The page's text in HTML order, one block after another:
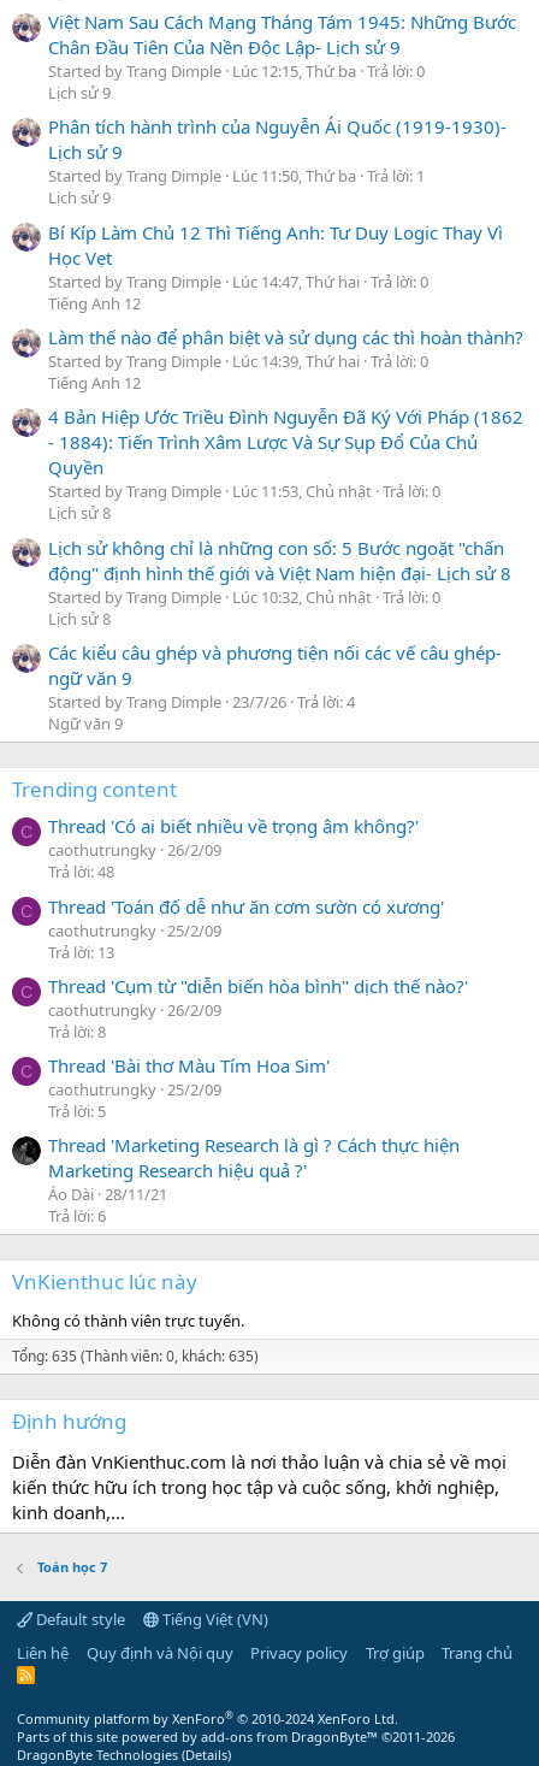
Việt Nam Sau Cách Mạng Tháng Tám 1945: Những Bước
Chân Đầu Tiên Của Nền Độc Lập- Lịch sử 9
Started by Trang Dimple Lúc 12:15, Thứ ba Trả lời: 0
Lịch sử 9
Phân tích hành trình của Nguyễn Ái Quốc (1919-1930)-
Lịch sử 9
Started by Trang Dimple Lúc 11:50, Thứ ba Trả lời: 1
Lịch sử 9
Bí Kíp Làm Chủ 12 Thì Tiếng Anh: Tư Duy Logic Thay Vì
Học Vẹt
Started by Trang Dimple Lúc 14:47, Thứ hai Trả lời: 0
Tiếng Anh 12
Làm thế nào để phân biệt và sử dụng các thì hoàn thành?
Started by Trang Dimple Lúc 14:39, Thứ hai Trả lời: 0
Tiếng Anh 12
4 Bản Hiệp Ước Triều Đình Nguyễn Đã Ký Với Pháp (1862
- 1884): Tiến Trình Xâm Lược Và Sự Sụp Đổ Của Chủ
Quyền
Started by Trang Dimple Lúc 11:53, Chủ nhật Trả lời: 0
Lịch sử 8
Lịch sử không chỉ là những con số: 5 Bước ngoặt "chấn
động" định hình thế giới và Việt Nam hiện đại- Lịch sử 8
Started by Trang Dimple Lúc 10:32, Chủ nhật Trả lời: 0
Lịch sử 8
Các kiểu câu ghép và phương tiện nối các vế câu ghép-
ngữ văn 9
Started by Trang Dimple 23/7/26 Trả lời: 4
Ngữ văn 9
Trending content
C Thread 'Có ai biết nhiều về trọng âm không?'
caothutrungky 26/2/09
Trả lời: 48
C Thread 'Toán đố dễ như ăn cơm sườn có xương'
caothutrungky 25/2/09
Trả lời: 13
C Thread 'Cụm từ "diễn biến hòa bình" dịch thế nào?'
caothutrungky 26/2/09
Trả lời: 8
C Thread 'Bài thơ Màu Tím Hoa Sim'
caothutrungky 25/2/09
Trả lời: 5
Thread 'Marketing Research là gì ? Cách thực hiện
Marketing Research hiệu quả ?'
Áo Dài 28/11/21
Trả lời: 6
VnKienthuc lúc này
Không có thành viên trực tuyến.
Tổng: 635 (Thành viên: 0, khách: 635)
Định hướng
Diễn đàn VnKienthuc.com là nơi thảo luận và chia sẻ về mọi
kiến thức hữu ích trong học tập và cuộc sống, khởi nghiệp,
kinh doanh,...
Toán học 7
Default style
Tiếng Việt (VN)
Liên hệ
Quy định và Nội quy Privacy policy Trợ giúp Trang chủ
R
Community platform by XenForo® © 2010-2024 XenForo Ltd.
Parts of this site powered by add-ons from DragonByte™ ©2011-2026
DragonByte Technologies (Details)